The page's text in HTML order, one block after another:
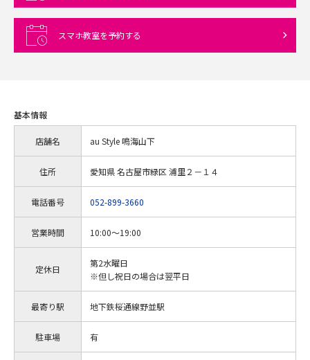
スマホ教室を予約する
基本情報
店舗名 au Style 鳴海山下
住所 愛知県 名古屋市緑区 浦里２－１４
電話番号 052-899-3660
営業時間 10:00～19:00
定休日
第2水曜日
※但し祝日の場合は翌平日
最寄り駅 地下鉄桜通線野並駅
駐車場 有